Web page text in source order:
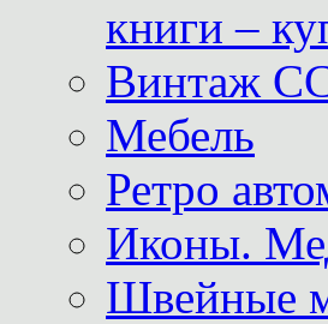
книги –
Винтаж
Мебель
Ретро
Иконы.
Швейные